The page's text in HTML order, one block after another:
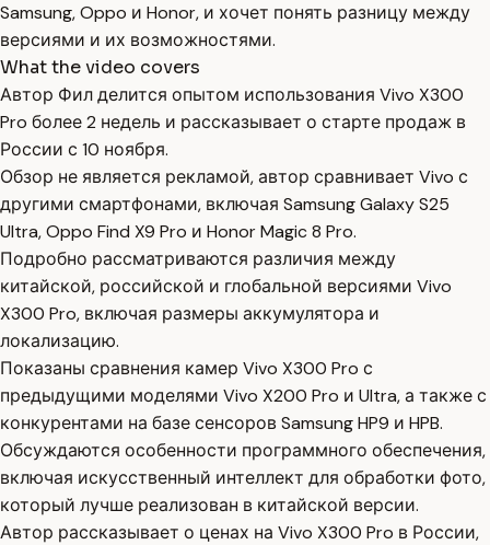
Samsung, Oppo и Honor, и хочет понять разницу между
версиями и их возможностями.
What the video covers
Автор Фил делится опытом использования Vivo X300
Pro более 2 недель и рассказывает о старте продаж в
России с 10 ноября.
Обзор не является рекламой, автор сравнивает Vivo с
другими смартфонами, включая Samsung Galaxy S25
Ultra, Oppo Find X9 Pro и Honor Magic 8 Pro.
Подробно рассматриваются различия между
китайской, российской и глобальной версиями Vivo
X300 Pro, включая размеры аккумулятора и
локализацию.
Показаны сравнения камер Vivo X300 Pro с
предыдущими моделями Vivo X200 Pro и Ultra, а также с
конкурентами на базе сенсоров Samsung HP9 и HPB.
Обсуждаются особенности программного обеспечения,
включая искусственный интеллект для обработки фото,
который лучше реализован в китайской версии.
Автор рассказывает о ценах на Vivo X300 Pro в России,